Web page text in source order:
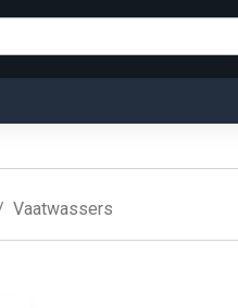
Vaatwassers